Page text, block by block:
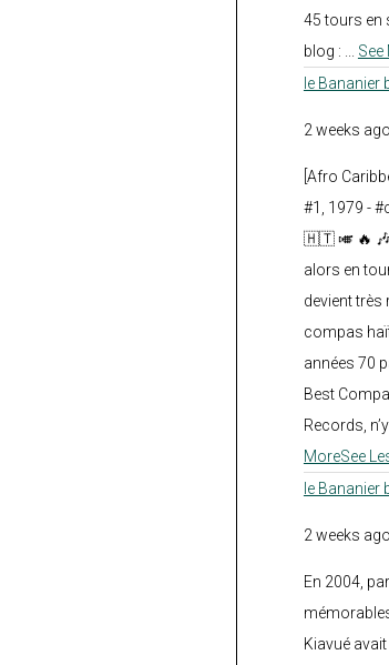
45 tours en
blog :
See
le Bananier
2 weeks ago
[Afro
#1, 1979 -
🇭🇹 🎺 🔥 🎶
alors en
devient très
compas
années 70
Best
Records,
MoreSee
le Bananier
2 weeks ago
En 2004,
Kiavué